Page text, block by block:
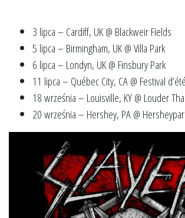
3 lipca – Cardiff, UK @ Blackweir Fields
5 lipca – Birmingham, UK @ Villa Park
6 lipca – Londyn, UK @ Finsbury Park
11 lipca – Québec City, CA @ Festival
18 września – Louisville, KY @ Louder
20 września – Hershey, PA @